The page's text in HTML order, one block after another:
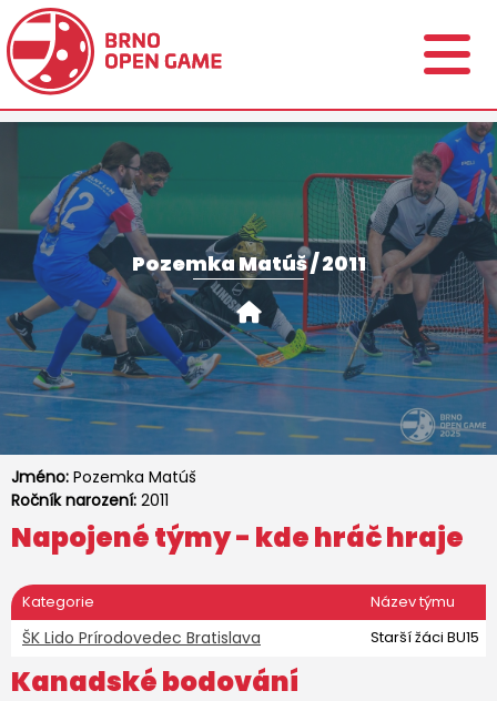
Pozemka Matúš / 2011
Jméno: Pozemka Matúš
Ročník narození: 2011
Napojené týmy - kde hráč hraje
Kategorie Název týmu
ŠK Lido Prírodovedec Bratislava Starší žáci BU15
Kanadské bodování